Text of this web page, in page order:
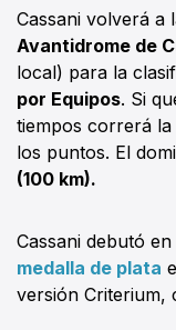
Cassani volverá a
Avantidrome de
local) para la
por Equipos. Si
tiempos correrá la
los puntos. El
(100 km).
Cassani debutó
medalla de plata
versión Criterium,